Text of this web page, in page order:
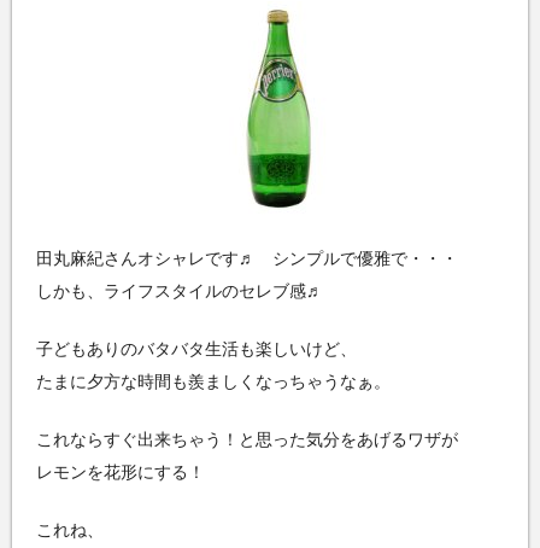
田丸麻紀さんオシャレです♬ シンプルで優雅で・・・
しかも、ライフスタイルのセレブ感♬
子どもありのバタバタ生活も楽しいけど、
たまに夕方な時間も羨ましくなっちゃうなぁ。
これならすぐ出来ちゃう！と思った気分をあげるワザが
レモンを花形にする！
これね、